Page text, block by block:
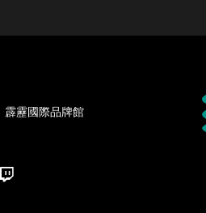
霹靂國際品牌館
浪微博